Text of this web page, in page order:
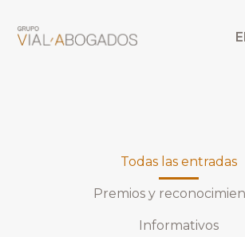
Todas las entradas
Premios y
Informativos